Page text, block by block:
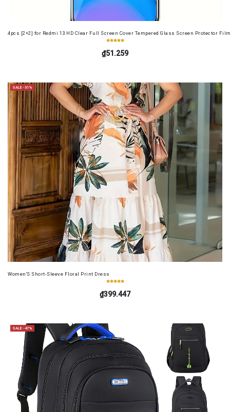
4pcs [2+2] for Redmi 13 HD Clear Full Screen Cover Tempered Glass Screen Protector
₫51.259
SALE -31%
Women'S Short-Sleeve Floral Print Dress
₫399.447
SALE -47%